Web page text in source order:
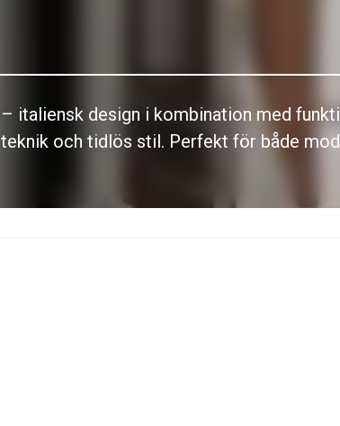
italiensk design i kombination med
och tidlös stil. Perfekt för både